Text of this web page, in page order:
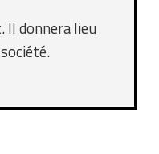
Il donnera lieu